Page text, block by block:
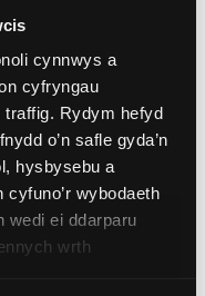
cynnwys a
cyfryngau
traffig. Rydym hefyd
o’n safle gyda’n
hysbysebu a
wybodaeth
wedi ei ddarparu
wrth
isel.
ymchwil
cyfathrebu cyflym,
parth amser
ar hap. Mae'n
uchel, lled